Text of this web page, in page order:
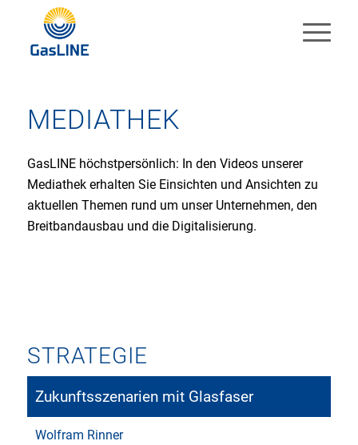
MEDIATHEK
GasLINE höchstpersönlich: In den Videos unserer
Mediathek erhalten Sie Einsichten und Ansichten zu
aktuellen Themen rund um unser Unternehmen, den
Breitbandausbau und die Digitalisierung.
STRATEGIE
Zukunftsszenarien mit Glasfaser
Wolfram Rinner